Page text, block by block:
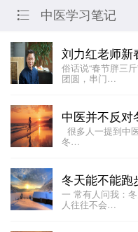
 中医学习笔记
刘力红老师新
俗话说“春节胖三
团圆，串门…
中医并不反
很多人一提到中
冬…
冬天能不能跑
一 常有人问我：
人往往不会…